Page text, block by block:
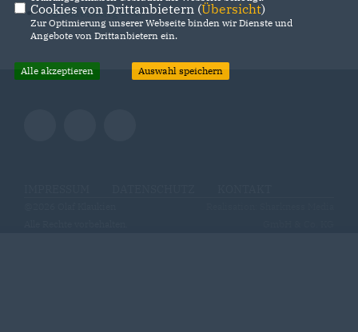
VfB Oldenburg e. V.
Cookies von Drittanbietern (Übersicht)
Zur Optimierung unserer Webseite binden wir Dienste und
Angebote von Drittanbietern ein.
Alle akzeptieren Auswahl speichern